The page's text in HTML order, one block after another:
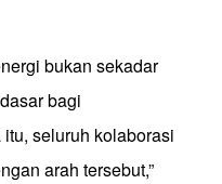
bukan sekadar
bagi
seluruh kolaborasi
arah tersebut,”